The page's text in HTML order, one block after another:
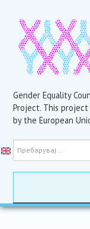
Gender Equality
Project. This
by the European